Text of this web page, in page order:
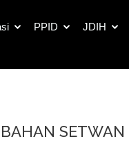
PPID JDIH
SETWAN